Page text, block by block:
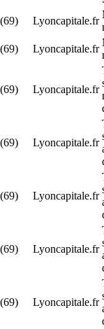
Lyoncapitale.fr
Lyoncapitale.fr
Lyoncapitale.fr
Lyoncapitale.fr
Lyoncapitale.fr
Lyoncapitale.fr
Lyoncapitale.fr